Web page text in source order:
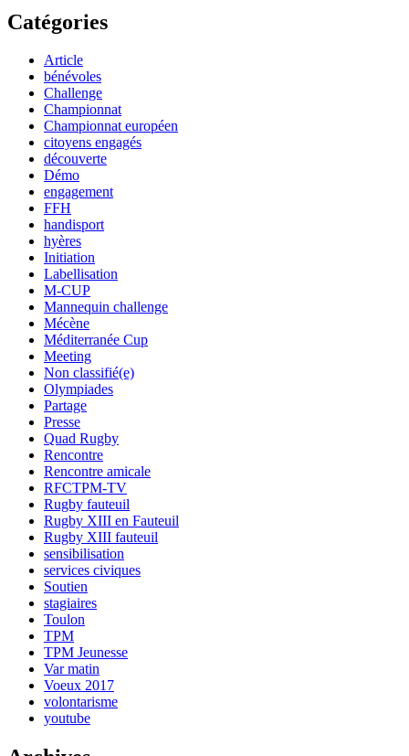
Catégories
Article
bénévoles
Challenge
Championnat
Championnat européen
citoyens engagés
découverte
Démo
engagement
FFH
handisport
hyères
Initiation
Labellisation
M-CUP
Mannequin challenge
Mécène
Méditerranée Cup
Meeting
Non classifié(e)
Olympiades
Partage
Presse
Quad Rugby
Rencontre
Rencontre amicale
RFCTPM-TV
Rugby fauteuil
Rugby XIII en Fauteuil
Rugby XIII fauteuil
sensibilisation
services civiques
Soutien
stagiaires
Toulon
TPM
TPM Jeunesse
Var matin
Voeux 2017
volontarisme
youtube